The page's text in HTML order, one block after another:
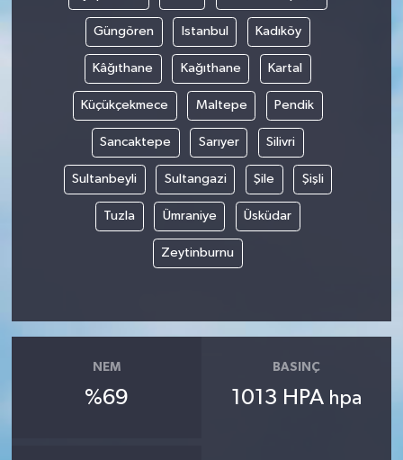
Güngören Istanbul Kadıköy
Kâğıthane Kağıthane Kartal
Küçükçekmece Maltepe Pendik
Sancaktepe Sarıyer Silivri
Sultanbeyli Sultangazi Şile Şişli
Tuzla Ümraniye Üsküdar
Zeytinburnu
NEM
%69
BASINÇ
1013 HPA hpa